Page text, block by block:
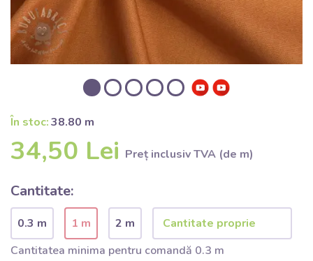
În stoc:38.80 m
34,50 Lei Preț inclusiv TVA (de m)
Cantitate:
0.3 m 1 m
2 m
Cantitatea minima pentru comandă 0.3 m